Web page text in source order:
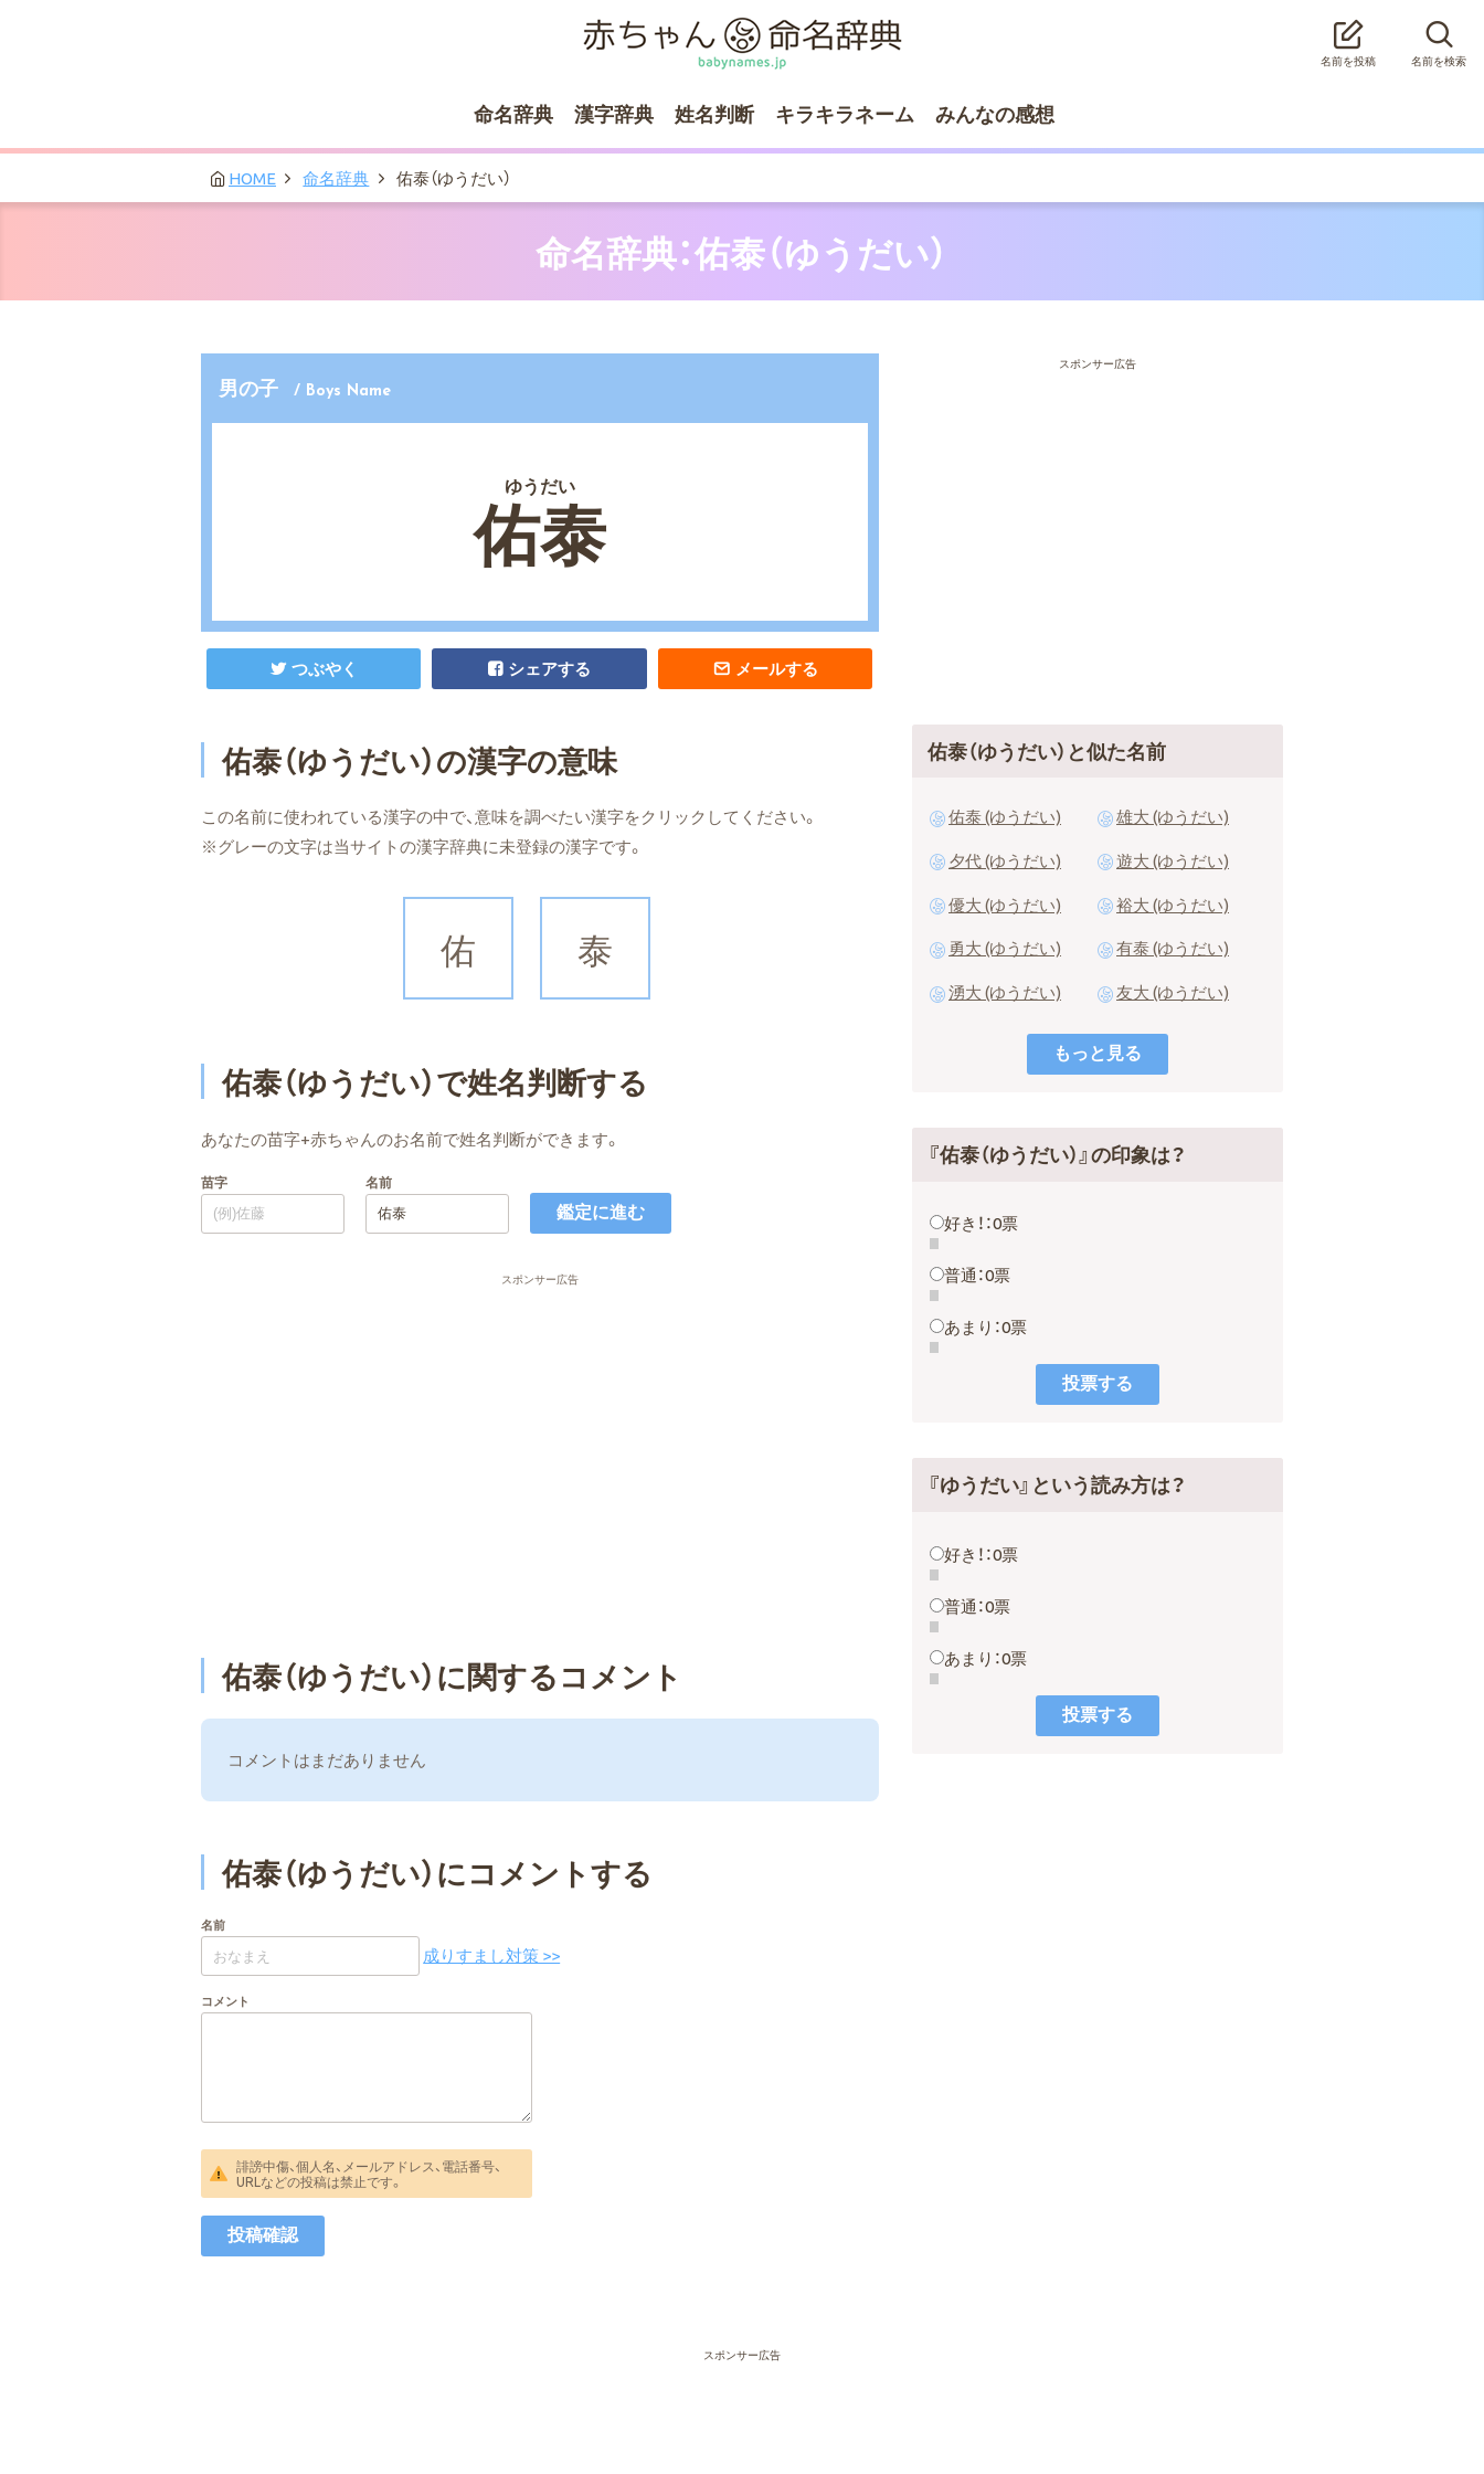
名前を投稿 名前を検索
命名辞典 漢字辞典 姓名判断 キラキラネーム みんなの感想
HOME 命名辞典 佑泰（ゆうだい）
命名辞典：佑泰（ゆうだい）
男の子 / Boys Name
ゆうだい
佑泰
つぶやく シェアする メールする
佑泰（ゆうだい）の漢字の意味
この名前に使われている漢字の中で、意味を調べたい漢字をクリックしてください。
※グレーの文字は当サイトの漢字辞典に未登録の漢字です。
佑 泰
佑泰（ゆうだい）で姓名判断する
あなたの苗字+赤ちゃんのお名前で姓名判断ができます。
苗字 名前
スポンサー広告
佑泰（ゆうだい）に関するコメント
コメントはまだありません
佑泰（ゆうだい）にコメントする
名前
成りすまし対策 >>
コメント
誹謗中傷、個人名、メールアドレス、電話番号、
URLなどの投稿は禁止です。
スポンサー広告
佑泰（ゆうだい）と似た名前
佑泰 (ゆうだい)
雄大 (ゆうだい)
夕代 (ゆうだい)
遊大 (ゆうだい)
優大 (ゆうだい)
裕大 (ゆうだい)
勇大 (ゆうだい)
有泰 (ゆうだい)
湧大 (ゆうだい)
友大 (ゆうだい)
『佑泰（ゆうだい）』の印象は？
好き！：0票
普通：0票
あまり：0票
『ゆうだい』という読み方は？
好き！：0票
普通：0票
あまり：0票
スポンサー広告